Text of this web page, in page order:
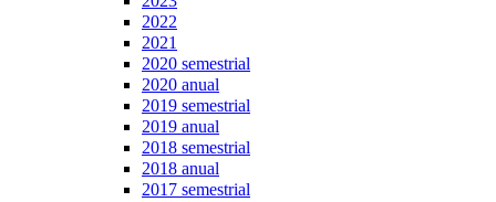
2022
2021
2020 semestrial
2020 anual
2019 semestrial
2019 anual
2018 semestrial
2018 anual
2017 semestrial